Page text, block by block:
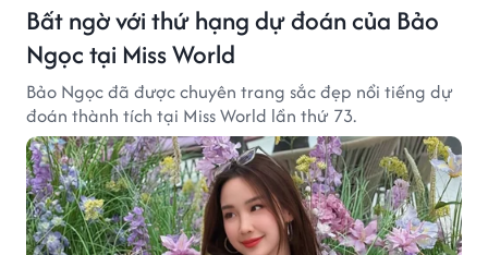
Bất ngờ với thứ hạng dự đoán của Bảo
Ngọc tại Miss World
Bảo Ngọc đã được chuyên trang sắc đẹp nổi tiếng dự
đoán thành tích tại Miss World lần thứ 73.